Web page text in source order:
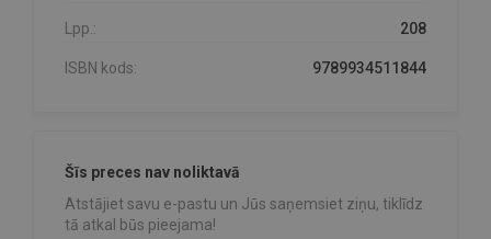
Lpp.: 208
ISBN kods: 9789934511844
Šīs preces nav noliktavā
Atstājiet savu e-pastu un Jūs saņemsiet ziņu, tiklīdz
tā atkal būs pieejama!